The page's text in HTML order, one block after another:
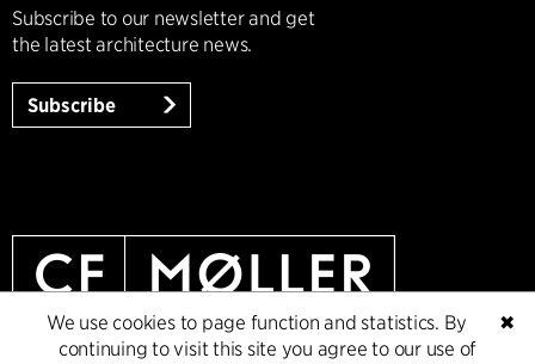
Subscribe to our newsletter and get
the latest architecture news.
Subscribe
✖
We use cookies to page function and statistics. By
continuing to visit this site you agree to our use of